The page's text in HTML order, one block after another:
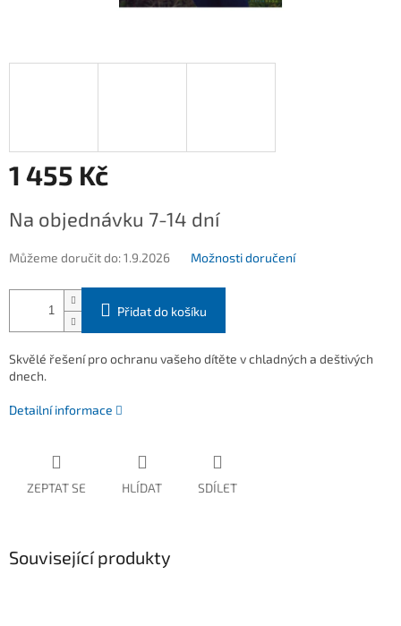
1 455 Kč
cena:
Na objednávku 7-14 dní
Můžeme doručit do:1.9.2026 Možnosti doručení
Přidat do košíku
Skvělé řešení pro ochranu vašeho dítěte v chladných a deštivých
dnech.
Detailní informace
ZEPTAT SE HLÍDAT SDÍLET
Související produkty